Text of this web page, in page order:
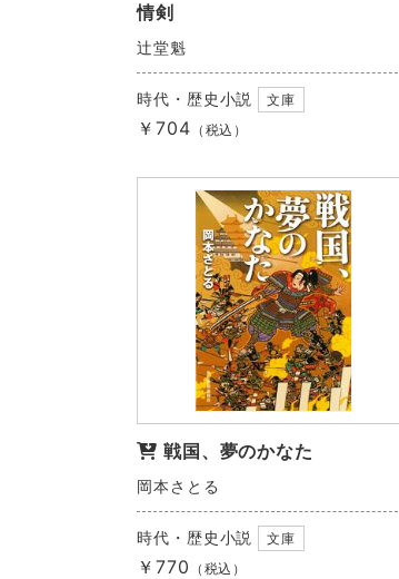
情剣
辻堂魁
時代・歴史小説 文庫
￥704 （税込）
戦国、夢のかなた
岡本さとる
時代・歴史小説 文庫
￥770 （税込）